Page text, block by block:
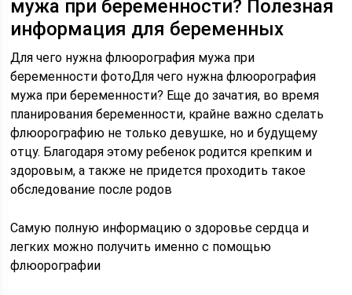
мужа при беременности? Полезная
информация для беременных
Для чего нужна флюорография мужа при
беременности фотоДля чего нужна флюорография
мужа при беременности? Еще до зачатия, во время
планирования беременности, крайне важно сделать
флюорографию не только девушке, но и будущему
отцу. Благодаря этому ребенок родится крепким и
здоровым, а также не придется проходить такое
обследование после родов
Самую полную информацию о здоровье сердца и
легких можно получить именно с помощью
флюорографии